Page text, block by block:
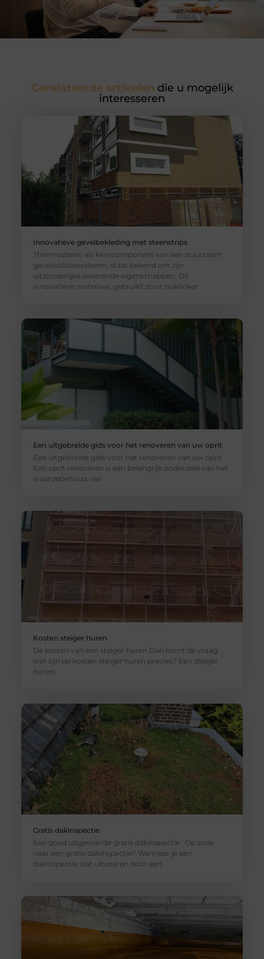
Gerelateerde artikelen die u mogelijk
interesseren
Innovatieve gevelbekleding met steenstrips
Thermosteen, als kerncomponent van een duurzaam
gevelisolatiesysteem, staat bekend om zijn
uitzonderlijke isolerende eigenschappen. Dit
innovatieve materiaal, gebruikt door Isoklinker
Een uitgebreide gids voor het renoveren van uw oprit
Een uitgebreide gids voor het renoveren van uw oprit
Een oprit renoveren is een belangrijk onderdeel van het
waardebehoud van
Kosten steiger huren
De kosten van een steiger huren Dan komt de vraag:
wat zijn de kosten steiger huren precies? Een steiger
huren,
Gratis dakinspectie
Een goed uitgevoerde gratis dakinspectie Op zoek
naar een gratis dakinspectie? Wanneer je een
dakinspectie laat uitvoeren door een